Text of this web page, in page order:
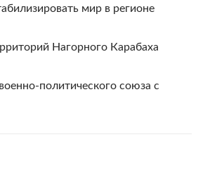
мир в регионе
Нагорного Карабаха
политического союза с